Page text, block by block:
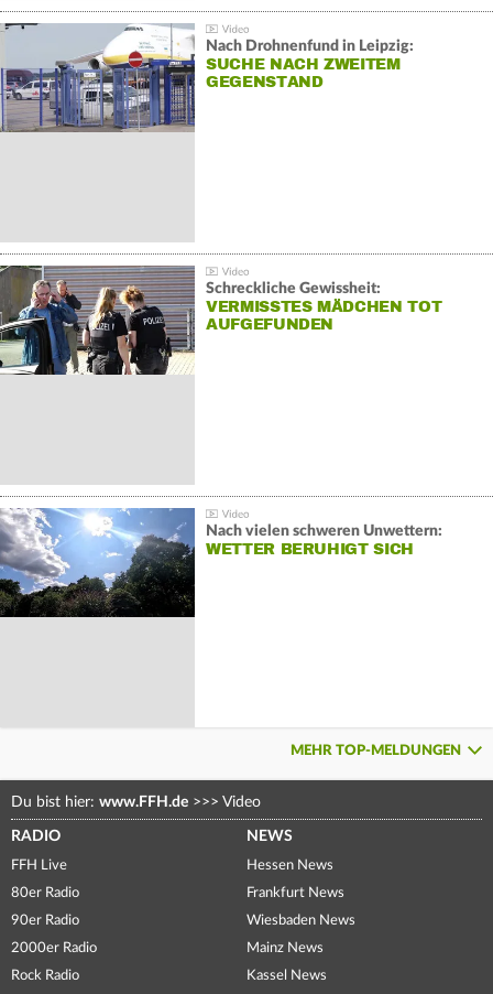
Nach Drohnenfund in Leipzig:
SUCHE NACH ZWEITEM
GEGENSTAND
Schreckliche Gewissheit:
VERMISSTES MÄDCHEN TOT
AUFGEFUNDEN
Nach vielen schweren Unwettern:
WETTER BERUHIGT SICH
MEHR TOP-MELDUNGEN
Du bist hier: www.FFH.de >>> Video
RADIO
FFH Live
80er Radio
90er Radio
2000er Radio
Rock Radio
NEWS
Hessen News
Frankfurt News
Wiesbaden News
Mainz News
Kassel News